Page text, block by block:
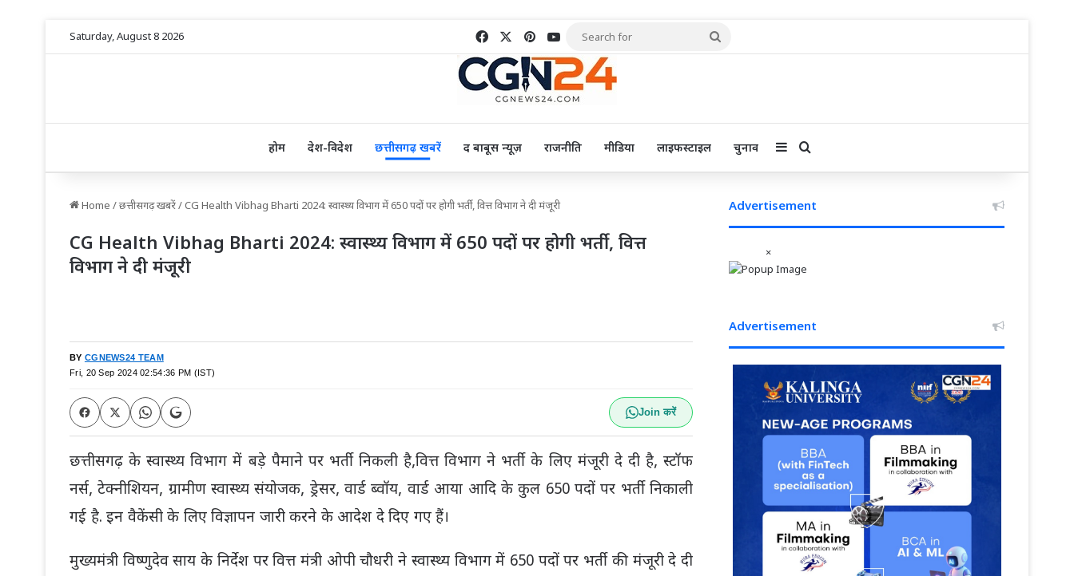
Saturday, August 8 2026 FacebookPinterest
YouTube
Search
होम देश-विदेश छत्तीसगढ़ खबरें द बाबूस न्यूज़ राजनीति मीडिया लाइफस्टाइल चुनाव Sidebar
Home /छत्तीसगढ़ खबरें/CG Health Vibhag Bharti 2024: स्वास्थ्य विभाग में 650 पदों पर होगी भर्ती, वित्त विभाग ने दी मंजूरी
CG Health Vibhag Bharti 2024: स्वास्थ्य विभाग में 650 पदों पर होगी भर्ती, वित्त
विभाग ने दी मंजूरी
BY CGNEWS24 TEAM
Fri, 20 Sep 2024 02:54:36 PM (IST)
Join करें
छत्तीसगढ़ के स्वास्थ्य विभाग में बड़े पैमाने पर भर्ती निकली है,वित्त विभाग ने भर्ती के लिए मंजूरी दे दी है, स्टॉफ
नर्स, टेक्नीशियन, ग्रामीण स्वास्थ्य संयोजक, ड्रेसर, वार्ड ब्वॉय, वार्ड आया आदि के कुल 650 पदों पर भर्ती निकाली
गई है. इन वैकेंसी के लिए विज्ञापन जारी करने के आदेश दे दिए गए हैं।
मुख्यमंत्री विष्णुदेव साय के निर्देश पर वित्त मंत्री ओपी चौधरी ने स्वास्थ्य विभाग में 650 पदों पर भर्ती की मंजूरी दे दी
Advertisement
×
Advertisement